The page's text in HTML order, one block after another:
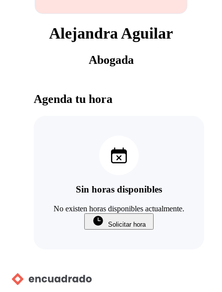
Alejandra Aguilar
Abogada
Agenda tu hora
Sin horas disponibles
No existen horas disponibles actualmente.
Solicitar hora